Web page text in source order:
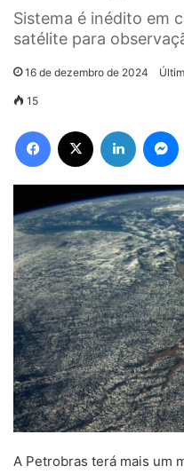
Sistema é inédito em
satélite para
16 de dezembro de 2024
15
Facebook Linkedin
A Petrobras terá mais um